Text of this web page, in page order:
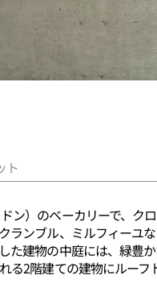
ト
ン）のベーカリーで、ク
ランブル、ミルフィーユ
た建物の中庭には、緑豊
2階建ての建物にルー